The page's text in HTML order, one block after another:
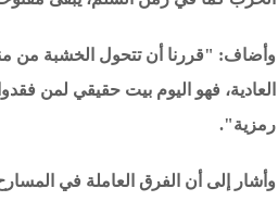
وأضاف: "قررنا أن تتحول الخشبة من
العادية، فهو اليوم بيت حقيقي لمن
رمزية".
وأشار إلى أن الفرق العاملة في